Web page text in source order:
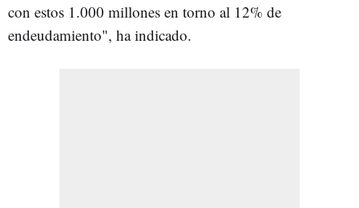
con estos 1.000 millones en torno al 12% de
endeudamiento", ha indicado.